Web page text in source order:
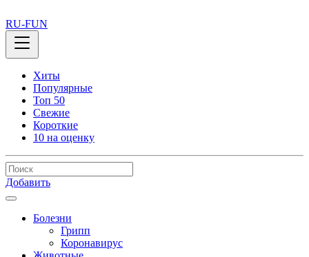
RU-FUN
Хиты
Популярные
Топ 50
Свежие
Короткие
10 на оценку
Добавить
Болезни
Грипп
Коронавирус